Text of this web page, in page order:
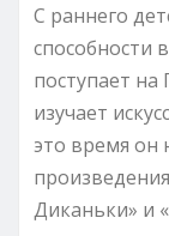
С раннего
способности
поступает на
изучает
это время он
Диканьки» и